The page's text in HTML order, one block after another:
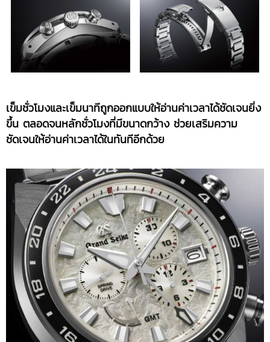
เข็มชั่วโมงและเข็มนาทีถูกออกแบบให้อ่านค่าเวลาได้ชัดเจนยิ่ง
ขึ้น ตลอดจนหลักชั่วโมงที่มีขนาดกว้าง ช่วยเสริมความ
ชัดเจนให้อ่านค่าเวลาได้ในทันทีอีกด้วย